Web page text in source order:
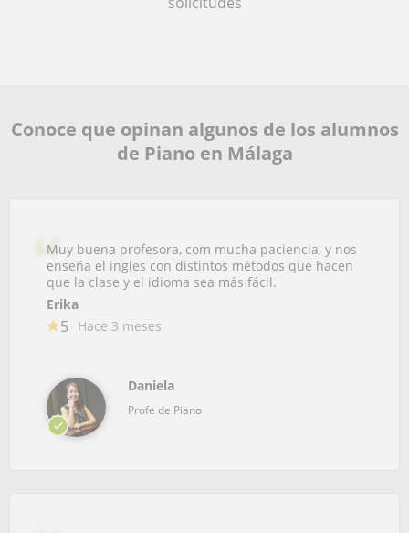
Conoce que opinan algunos de los alumnos
de Piano en Málaga
Muy buena profesora, com mucha paciencia, y nos
enseña el ingles con distintos métodos que hacen
que la clase y el idioma sea más fácil.
Erika
5 Hace 3 meses
Daniela
Profe de Piano